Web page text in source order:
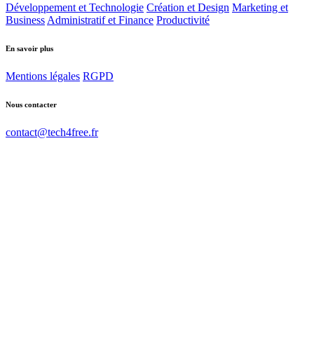
Développement et Technologie Création et Design Marketing et
Business Administratif et Finance Productivité
En savoir plus
Mentions légales RGPD
Nous contacter
contact@tech4free.fr